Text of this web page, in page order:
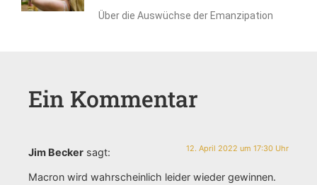
Über die Auswüchse der Emanzipation
Ein Kommentar
Jim Becker sagt: 12. April 2022 um 17:30 Uhr
Macron wird wahrscheinlich leider wieder gewinnen.